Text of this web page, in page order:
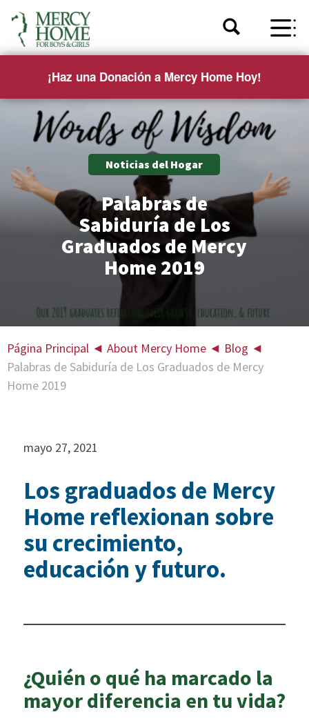
¡Haz una Donación a Mercy Home Hoy!
Noticias del Hogar
Palabras de
Sabiduría de Los
Graduados de Mercy
Home 2019
Página Principal ◄ About Mercy Home ◄ Blog ◄
Palabras de Sabiduría de Los Graduados de Mercy
Home 2019
mayo 27, 2021
Los graduados de Mercy
Home reflexionan sobre
su crecimiento,
educación y futuro.
¿Quién o qué ha marcado la
mayor diferencia en tu vida?